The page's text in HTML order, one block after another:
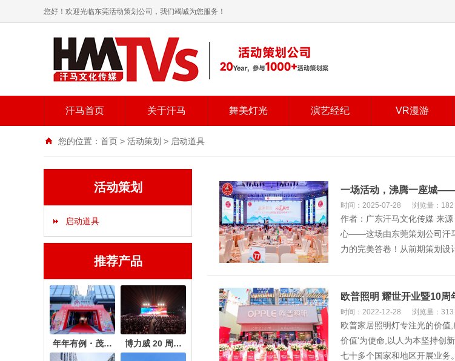
您好！欢迎光临东莞活动策划公司，我们竭诚为您服务！
汗马首页 关于汗马 舞美灯光 演艺经纪 VR漫游
您的位置： 首页 > 活动策划 > 启动道具
活动策划
启动道具
推荐产品
年年有例・茂… 博力威 20 周…
一场活动，沸腾一座城
时间：2025-07-28 浏览量：182
作者：广东汗马文化传媒 来
心——这场由东莞策划公司汗
力的完美答卷！从前期策划设
欧普照明 耀世开业暨10
时间：2022-12-28 浏览量：313
欧普家居照明灯专注光的价
价值'为使命,以人为本坚持创
七十多个国家和地区开展业务